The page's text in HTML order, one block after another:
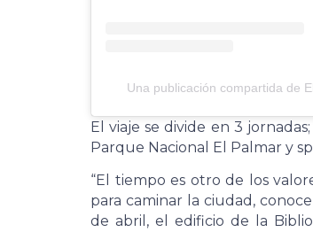
Una publicación compartida de
El viaje se divide en 3
Parque Nacional El Palmar y
“El tiempo es otro de los
para caminar la ciudad,
de abril, el edificio de la